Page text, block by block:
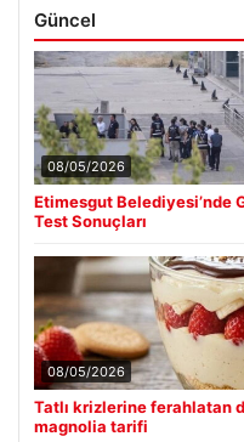
Güncel
08/05/2026
Etimesgut Belediyesi’nde
Test Sonuçları
08/05/2026
Tatlı krizlerine ferahlatan
magnolia tarifi